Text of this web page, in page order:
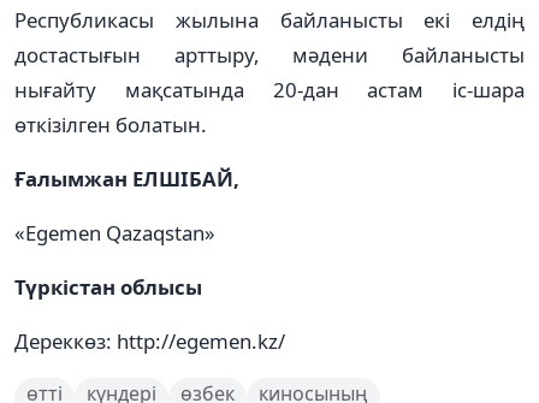
Рес­пуб­ликасы жылына байланысты екі елдің
достастығын арттыру, мәдени байланысты
нығайту мақсатында 20-дан астам іс-шара
өткізілген болатын.
Ғалымжан ЕЛШІБАЙ,
«Egemen Qazaqstan»
Түркістан облысы
Дереккөз: http://egemen.kz/
өтті күндері өзбек киносының